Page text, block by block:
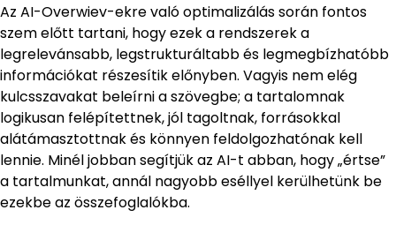
Az AI-Overwiev-ekre való optimalizálás során fontos
szem előtt tartani, hogy ezek a rendszerek a
legrelevánsabb, legstrukturáltabb és legmegbízhatóbb
információkat részesítik előnyben. Vagyis nem elég
kulcsszavakat beleírni a szövegbe; a tartalomnak
logikusan felépítettnek, jól tagoltnak, forrásokkal
alátámasztottnak és könnyen feldolgozhatónak kell
lennie. Minél jobban segítjük az AI-t abban, hogy „értse”
a tartalmunkat, annál nagyobb eséllyel kerülhetünk be
ezekbe az összefoglalókba.